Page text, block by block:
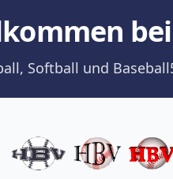
Softball und